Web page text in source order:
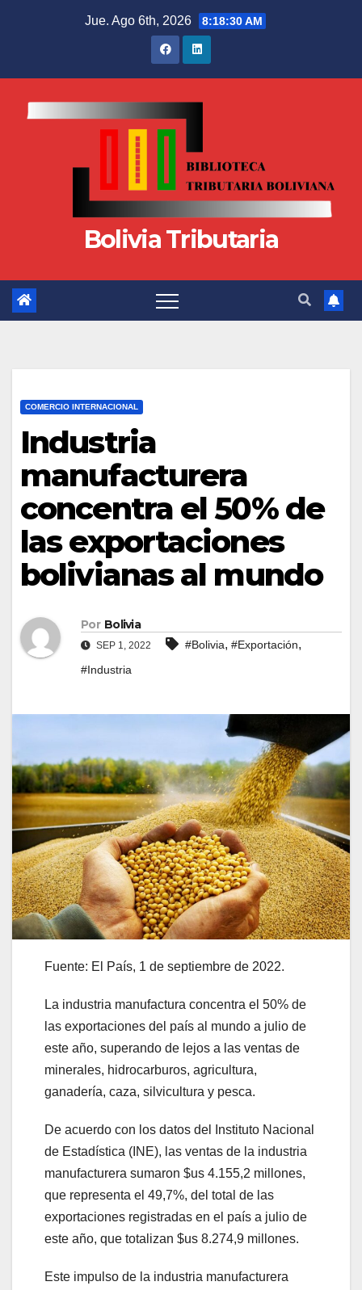
Jue. Ago 6th, 2026 8:18:31 AM
Bolivia Tributaria
COMERCIO INTERNACIONAL
Industria
manufacturera
concentra el 50% de
las exportaciones
bolivianas al mundo
Por Bolivia
SEP 1, 2022 #Bolivia, #Exportación,
#Industria
Fuente: El País, 1 de septiembre de 2022.
La industria manufactura concentra el 50% de
las exportaciones del país al mundo a julio de
este año, superando de lejos a las ventas de
minerales, hidrocarburos, agricultura,
ganadería, caza, silvicultura y pesca.
De acuerdo con los datos del Instituto Nacional
de Estadística (INE), las ventas de la industria
manufacturera sumaron $us 4.155,2 millones,
que representa el 49,7%, del total de las
exportaciones registradas en el país a julio de
este año, que totalizan $us 8.274,9 millones.
Este impulso de la industria manufacturera